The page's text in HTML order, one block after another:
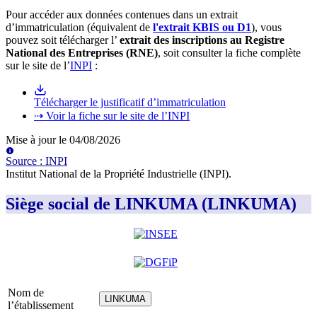
Pour accéder aux données contenues dans un extrait
d’immatriculation (équivalent de l'extrait KBIS ou D1), vous
pouvez soit télécharger l’ extrait des inscriptions au Registre
National des Entreprises (RNE), soit consulter la fiche complète
sur le site de l’INPI :
Télécharger le justificatif d’immatriculation
⇢ Voir la fiche sur le site de l’INPI
Mise à jour le 04/08/2026
Source : INPI
Institut National de la Propriété Industrielle (INPI).
Siège social de LINKUMA (LINKUMA)
Nom de
l’établissement
LINKUMA